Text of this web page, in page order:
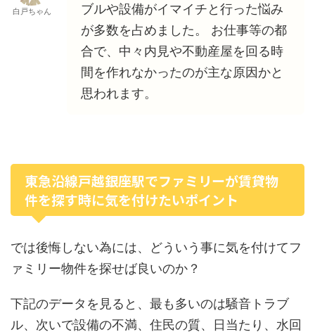
白戸ちゃん
ブルや設備がイマイチと行った悩み
が多数を占めました。 お仕事等の都
合で、中々内見や不動産屋を回る時
間を作れなかったのが主な原因かと
思われます。
東急沿線戸越銀座駅でファミリーが賃貸物
件を探す時に気を付けたいポイント
では後悔しない為には、どういう事に気を付けてフ
ァミリー物件を探せば良いのか？
下記のデータを見ると、最も多いのは騒音トラブ
ル、次いで設備の不満、住民の質、日当たり、水回